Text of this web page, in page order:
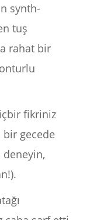
synth-
tuş
rahat bir
fikriniz
bir gecede
deneyin,